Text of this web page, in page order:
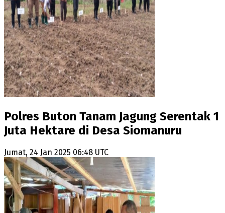
Polres Buton Tanam Jagung Serentak 1
Juta Hektare di Desa Siomanuru
Jumat, 24 Jan 2025 06:48 UTC